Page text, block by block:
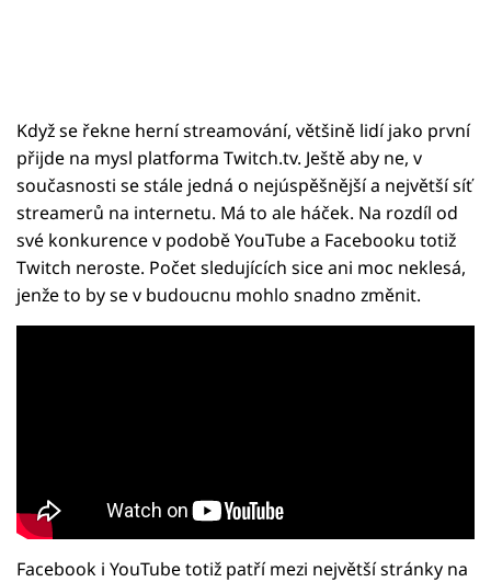
Když se řekne herní streamování, většině lidí jako první
přijde na mysl platforma Twitch.tv. Ještě aby ne, v
současnosti se stále jedná o nejúspěšnější a největší síť
streamerů na internetu. Má to ale háček. Na rozdíl od
své konkurence v podobě YouTube a Facebooku totiž
Twitch neroste. Počet sledujících sice ani moc neklesá,
jenže to by se v budoucnu mohlo snadno změnit.
Facebook i YouTube totiž patří mezi největší stránky na